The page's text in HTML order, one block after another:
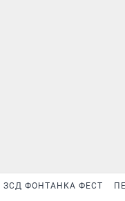
ЗСД ФОНТАНКА ФЕСТ